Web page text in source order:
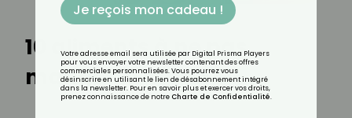
10 aliments à ne pas
manger le matin
Je reçois mon cadeau !
Votre adresse email sera utilisée par Digital Prisma Players
pour vous envoyer votre newsletter contenant des offres
commerciales personnalisées. Vous pourrez vous
désinscrire en utilisant le lien de désabonnement intégré
dans la newsletter. Pour en savoir plus et exercer vos droits,
prenez connaissance de notre Charte de Confidentialité.